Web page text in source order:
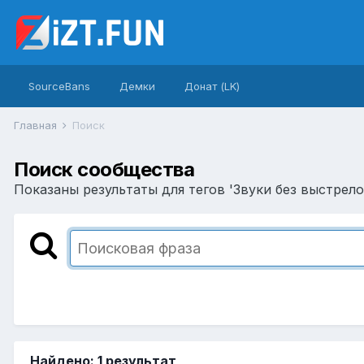
SourceBans Демки Донат (LK)
Главная Поиск
Поиск сообщества
Показаны результаты для тегов 'Звуки без